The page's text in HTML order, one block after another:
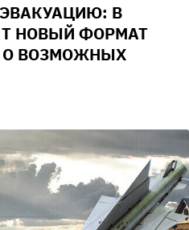
В
НОВЫЙ ФОРМАТ
О ВОЗМОЖНЫХ